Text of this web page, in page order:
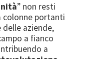
” non resti
colonne portanti
aziende,
a fianco
a